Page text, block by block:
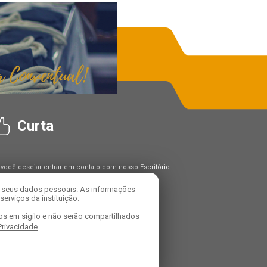
dados pessoais. As informações
da instituição.
em sigilo e não serão compartilhados
.
Curta
você desejar entrar em contato com nosso Escritório
Alexandre Domiciano Da Silva
dpo@franciscanosconventuais.org.br